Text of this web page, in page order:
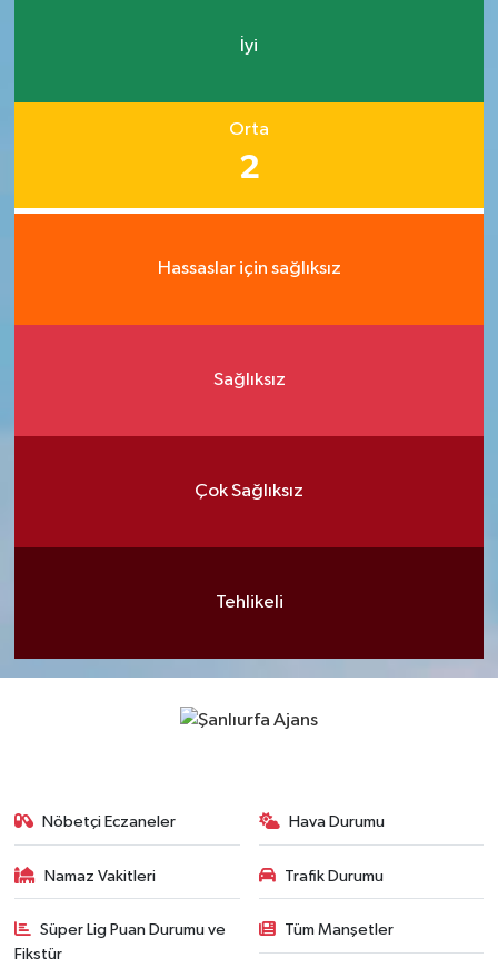
İyi
Orta
2
Hassaslar için sağlıksız
Sağlıksız
Çok Sağlıksız
Tehlikeli
Nöbetçi Eczaneler Hava Durumu
Namaz Vakitleri Trafik Durumu
Süper Lig Puan Durumu ve
Fikstür
Tüm Manşetler